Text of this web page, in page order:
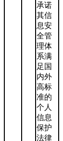
承诺
其信
息安
全管
理体
系满
足国
内外
高标
准的
个人
信息
保护
法律